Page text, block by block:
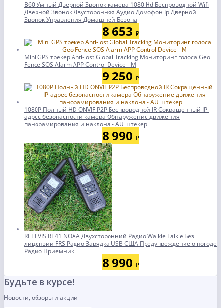
B60 Умный Дверной Звонок камера 1080 Hd Беспроводной Wifi
Дверной Звонок Двусторонняя Аудио Домофон Ip Дверной
Звонок Управления Домашней Безопа
8 653 ₽
Mini GPS трекер Anti-lost Global Tracking Мониторинг голоса Geo
Fence SOS Alarm APP Control Device - M
9 250 ₽
1080P Полный HD ONVIF P2P Беспроводной IR Сокращенный IP-
адрес безопасности камера Обнаружение движения
панорамирования и наклона - AU штекер
8 990 ₽
RETEVIS RT41 NOAA Двухсторонний Радио Walkie Talkie Без
лицензии FRS Радио Зарядка USB США Предупреждение о погоде
Радио Приемник
8 990 ₽
Будьте в курсе!
Новости, обзоры и акции